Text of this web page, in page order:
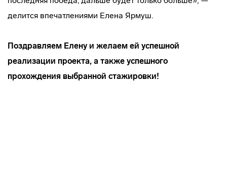
делится впечатлениями Елена Ярмуш.
Поздравляем Елену и желаем ей успешной
реализации проекта, а также успешного
прохождения выбранной стажировки!